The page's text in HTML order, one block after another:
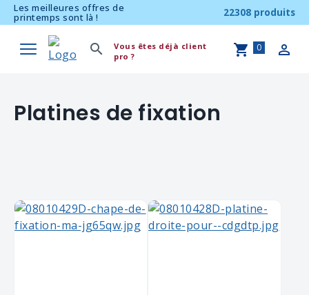
Les meilleures offres de
printemps sont là ! 22308 produits
Vous êtes déjà client
pro ?
0
Platines de fixation